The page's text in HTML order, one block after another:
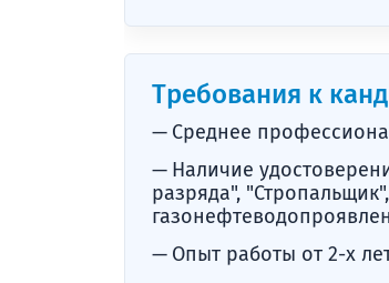
Требования к
Среднее
Наличие
разряда",
Опыт работы от 2-х